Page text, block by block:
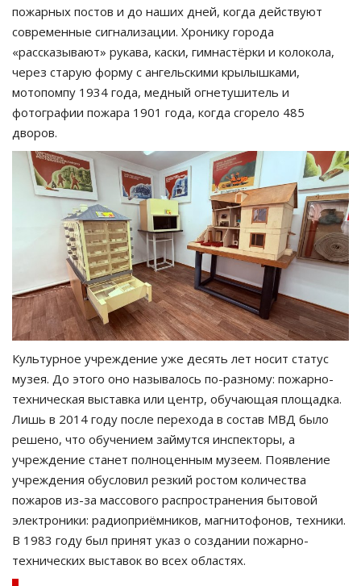
пожарных постов и до наших дней, когда действуют
современные сигнализации. Хронику города
«рассказывают» рукава, каски, гимнастёрки и колокола,
через старую форму с ангельскими крылышками,
мотопомпу 1934 года, медный огнетушитель и
фотографии пожара 1901 года, когда сгорело 485
дворов.
Культурное учреждение уже десять лет носит статус
музея. До этого оно называлось по-разному: пожарно-
техническая выставка или центр, обучающая площадка.
Лишь в 2014 году после перехода в состав МВД было
решено, что обучением займутся инспекторы, а
учреждение станет полноценным музеем. Появление
учреждения обусловил резкий ростом количества
пожаров из-за массового распространения бытовой
электроники: радиоприёмников, магнитофонов, техники.
В 1983 году был принят указ о создании пожарно-
технических выставок во всех областях.